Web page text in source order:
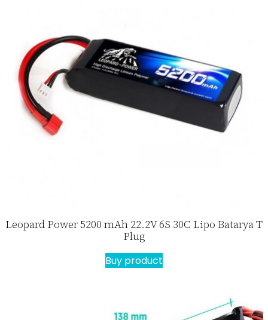
Leopard Power 5200 mAh 22.2V 6S 30C Lipo Batarya T
Plug
Buy product